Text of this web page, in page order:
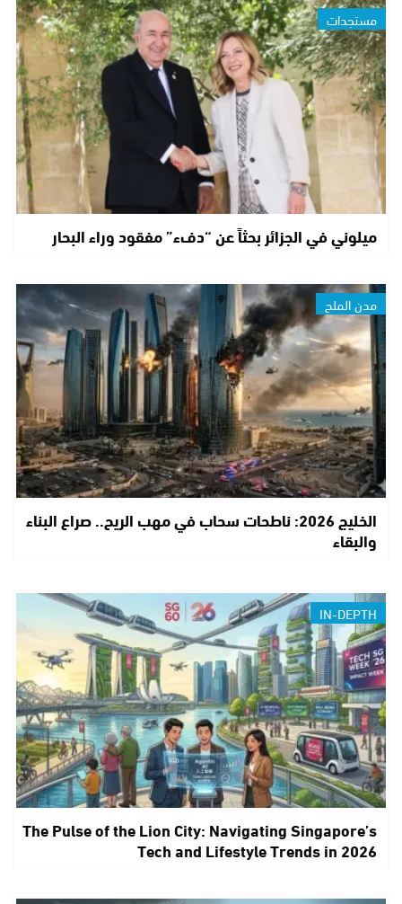
مستجدات
ميلوني في الجزائر بحثاً عن “دفء” مفقود وراء البحار
مدن الملح
الخليج 2026: ناطحات سحاب في مهب الريح.. صراع البناء
والبقاء
IN-DEPTH
The Pulse of the Lion City: Navigating Singapore’s
Tech and Lifestyle Trends in 2026